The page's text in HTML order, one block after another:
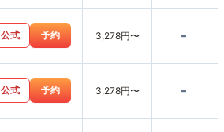
公式 予約 3,278円〜 -
公式 予約 3,278円〜 -